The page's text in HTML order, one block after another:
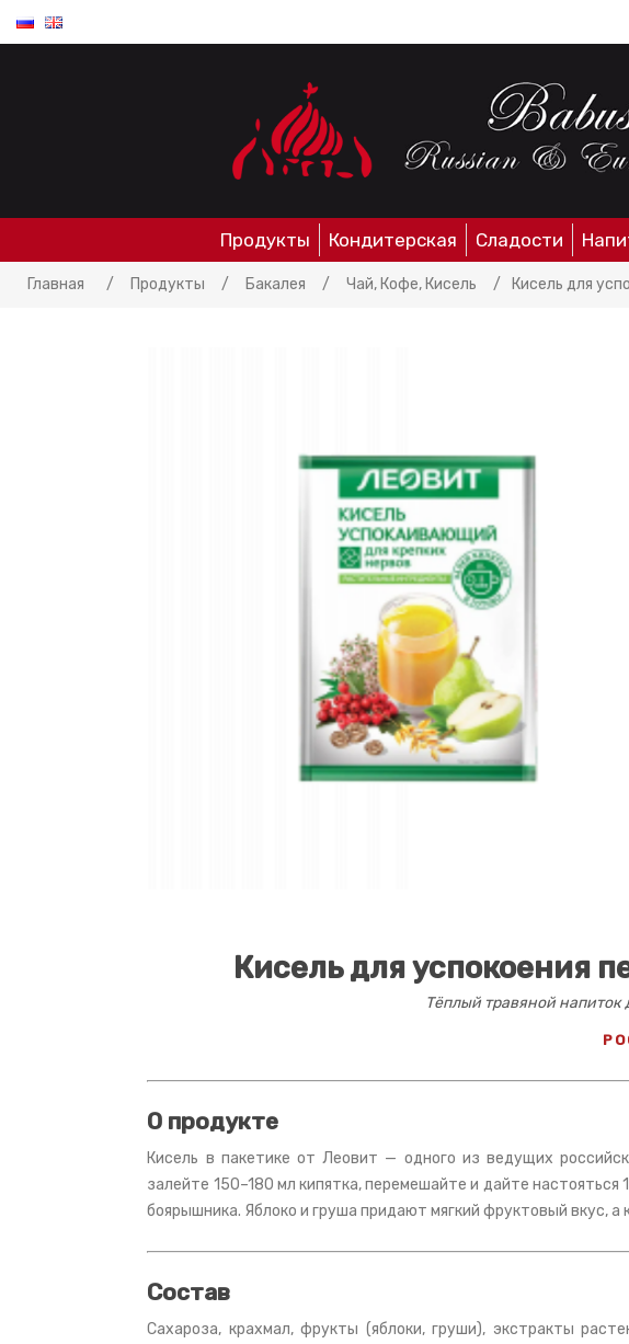
Продукты Кондитерская Сладости
Главная / Продукты / Бакалея / Чай, Кофе, Кисель / Кисель для
Кисель для успокоения
Тёплый травяной
О продукте
Кисель в пакетике от Леовит — одного из ведущих
залейте 150–180 мл кипятка, перемешайте и дайте
боярышника. Яблоко и груша придают мягкий фруктовый вкус,
Состав
Сахароза, крахмал, фрукты (яблоки, груши), экстракты